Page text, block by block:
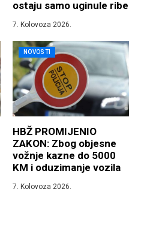
ostaju samo uginule ribe
7. Kolovoza 2026.
NOVOSTI
HBŽ PROMIJENIO
ZAKON: Zbog objesne
vožnje kazne do 5000
KM i oduzimanje vozila
7. Kolovoza 2026.